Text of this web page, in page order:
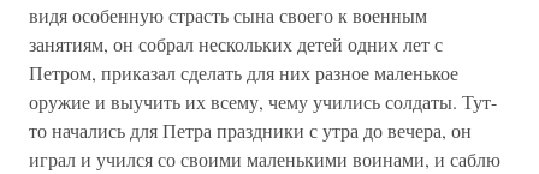
видя особенную страсть сына своего к военным
занятиям, он собрал нескольких детей одних лет с
Петром, приказал сделать для них разное маленькое
оружие и выучить их всему, чему учились солдаты. Тут-
то начались для Петра праздники с утра до вечера, он
играл и учился со своими маленькими воинами, и саблю